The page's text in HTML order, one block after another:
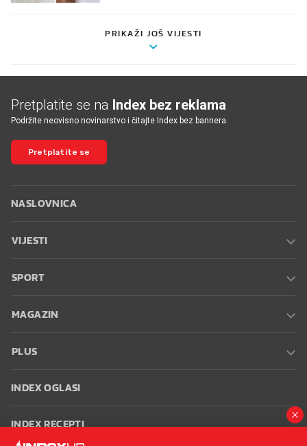
PRIKAŽI JOŠ VIJESTI
Pretplatite se na Index bez reklama
Podržite neovisno novinarstvo i čitajte Index bez bannera.
Pretplatite se
NASLOVNICA
VIJESTI
SPORT
MAGAZIN
PLUS
INDEX OGLASI
INDEX RECEPTI